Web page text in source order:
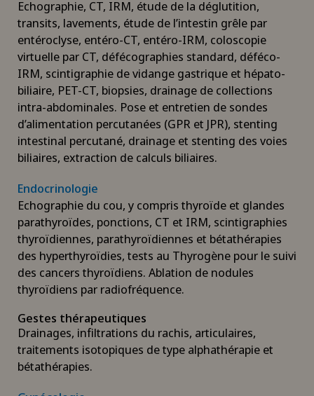
Echographie, CT, IRM, étude de la déglutition,
transits, lavements, étude de l’intestin grêle par
entéroclyse, entéro-CT, entéro-IRM, coloscopie
virtuelle par CT, défécographies standard, déféco-
IRM, scintigraphie de vidange gastrique et hépato-
biliaire, PET-CT, biopsies, drainage de collections
intra-abdominales. Pose et entretien de sondes
d’alimentation percutanées (GPR et JPR), stenting
intestinal percutané, drainage et stenting des voies
biliaires, extraction de calculs biliaires.
Endocrinologie
Echographie du cou, y compris thyroïde et glandes
parathyroïdes, ponctions, CT et IRM, scintigraphies
thyroïdiennes, parathyroïdiennes et bétathérapies
des hyperthyroïdies, tests au Thyrogène pour le suivi
des cancers thyroïdiens. Ablation de nodules
thyroïdiens par radiofréquence.
Gestes thérapeutiques
Drainages, infiltrations du rachis, articulaires,
traitements isotopiques de type alphathérapie et
bétathérapies.